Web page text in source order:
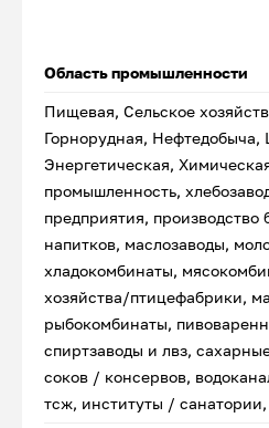
Область промышленности
Пищевая, Сельское
Горнорудная,
Энергетическая,
промышленность,
предприятия, производство
напитков, маслозаводы,
хладокомбинаты,
хозяйства/птицефабрики,
рыбокомбинаты,
спиртзаводы и лвз,
соков / консервов,
тсж, институты /